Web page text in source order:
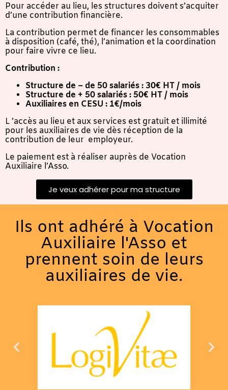
Pour accéder au lieu, les structures doivent s’acquiter
d’une contribution financière.
La contribution permet de financer les consommables
à disposition (café, thé), l’animation et la coordination
pour faire vivre ce lieu.
Contribution :
Structure de – de 50 salariés : 30€ HT / mois
Structure de + 50 salariés : 50€ HT / mois
Auxiliaires en CESU : 1€/mois
L ’accès au lieu et aux services est gratuit et illimité
pour les auxiliaires de vie dès réception de la
contribution de leur employeur.
Le paiement est à réaliser auprès de Vocation
Auxiliaire l’Asso.
Je veux adhérer pour ma structure
Ils ont adhéré à Vocation
Auxiliaire l'Asso et
prennent soin de leurs
auxiliaires de vie.